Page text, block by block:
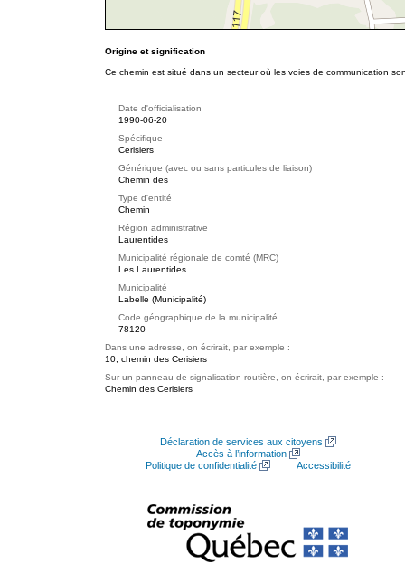
Origine et signification
Ce chemin est situé dans un secteur où les voies de communication
Date d'officialisation
1990-06-20
Spécifique
Cerisiers
Générique (avec ou sans particules de liaison)
Chemin des
Type d'entité
Chemin
Région administrative
Laurentides
Municipalité régionale de comté (MRC)
Les Laurentides
Municipalité
Labelle (Municipalité)
Code géographique de la municipalité
78120
Dans une adresse, on écrirait, par exemple :
10, chemin des Cerisiers
Sur un panneau de signalisation routière, on écrirait, par exemple :
Chemin des Cerisiers
Déclaration de services aux citoyens
Accès à l’information
Politique de confidentialité
Accessibilité